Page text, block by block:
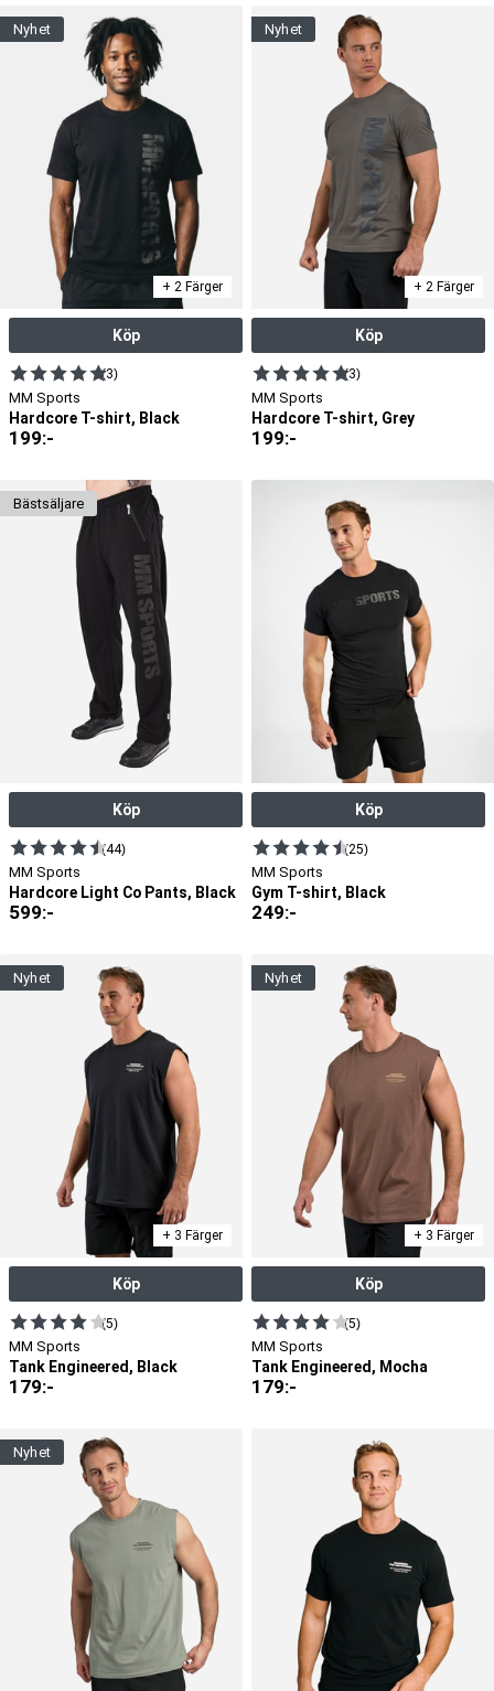
nyhet
+ 2 Färger
Köp
(3)
MM Sports
Hardcore T-shirt, Black
199:-
nyhet
+ 2 Färger
Köp
(3)
MM Sports
Hardcore T-shirt, Grey
199:-
bäst­säljare
Köp
(44)
MM Sports
Hardcore Light Co Pants, Black
599:-
Köp
(25)
MM Sports
Gym T-shirt, Black
249:-
nyhet
+ 3 Färger
Köp
(5)
MM Sports
Tank Engineered, Black
179:-
nyhet
+ 3 Färger
Köp
(5)
MM Sports
Tank Engineered, Mocha
179:-
nyhet